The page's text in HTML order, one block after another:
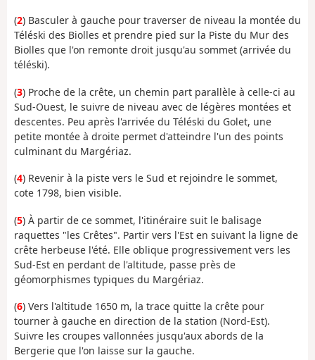
(2) Basculer à gauche pour traverser de niveau la montée du
Téléski des Biolles et prendre pied sur la Piste du Mur des
Biolles que l'on remonte droit jusqu'au sommet (arrivée du
téléski).
(3) Proche de la crête, un chemin part parallèle à celle-ci au
Sud-Ouest, le suivre de niveau avec de légères montées et
descentes. Peu après l'arrivée du Téléski du Golet, une
petite montée à droite permet d'atteindre l'un des points
culminant du Margériaz.
(4) Revenir à la piste vers le Sud et rejoindre le sommet,
cote 1798, bien visible.
(5) À partir de ce sommet, l'itinéraire suit le balisage
raquettes "les Crêtes". Partir vers l'Est en suivant la ligne de
crête herbeuse l'été. Elle oblique progressivement vers les
Sud-Est en perdant de l'altitude, passe près de
géomorphismes typiques du Margériaz.
(6) Vers l'altitude 1650 m, la trace quitte la crête pour
tourner à gauche en direction de la station (Nord-Est).
Suivre les croupes vallonnées jusqu'aux abords de la
Bergerie que l'on laisse sur la gauche.